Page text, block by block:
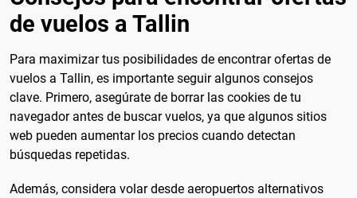
de vuelos a Tallin
Para maximizar tus posibilidades de encontrar ofertas de
vuelos a Tallin, es importante seguir algunos consejos
clave. Primero, asegúrate de borrar las cookies de tu
navegador antes de buscar vuelos, ya que algunos sitios
web pueden aumentar los precios cuando detectan
búsquedas repetidas.
Además, considera volar desde aeropuertos alternativos